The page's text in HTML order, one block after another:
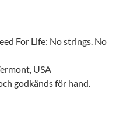
For Life: No strings. No
USA
godkänds för hand.